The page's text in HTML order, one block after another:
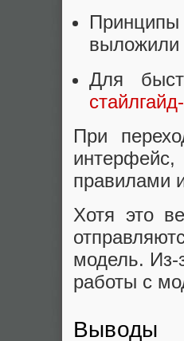
Для
При
правилами
Хотя это
модель. Из-
работы с
Выводы